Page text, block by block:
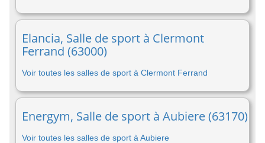
Elancia, Salle de sport à Clermont
Ferrand (63000)
Voir toutes les salles de sport à Clermont Ferrand
Energym, Salle de sport à Aubiere (63170)
Voir toutes les salles de sport à Aubiere